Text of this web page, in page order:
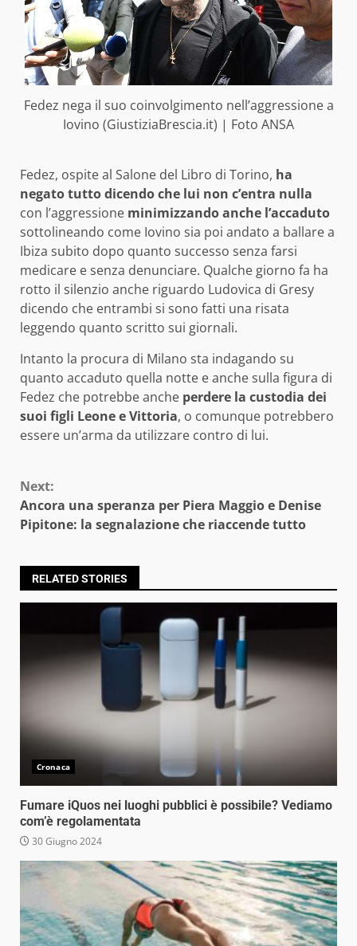
Fedez nega il suo coinvolgimento nell’aggressione a
Iovino (GiustiziaBrescia.it) | Foto ANSA
Fedez, ospite al Salone del Libro di Torino, ha
negato tutto dicendo che lui non c’entra nulla
con l’aggressione minimizzando anche l’accaduto
sottolineando come Iovino sia poi andato a ballare a
Ibiza subito dopo quanto successo senza farsi
medicare e senza denunciare. Qualche giorno fa ha
rotto il silenzio anche riguardo Ludovica di Gresy
dicendo che entrambi si sono fatti una risata
leggendo quanto scritto sui giornali.
Intanto la procura di Milano sta indagando su
quanto accaduto quella notte e anche sulla figura di
Fedez che potrebbe anche perdere la custodia dei
suoi figli Leone e Vittoria, o comunque potrebbero
essere un’arma da utilizzare contro di lui.
Continue
Reading
Next:
Ancora una speranza per Piera Maggio e Denise
Pipitone: la segnalazione che riaccende tutto
RELATED STORIES
Cronaca
Fumare iQuos nei luoghi pubblici è possibile? Vediamo
com’è regolamentata
30 Giugno 2024